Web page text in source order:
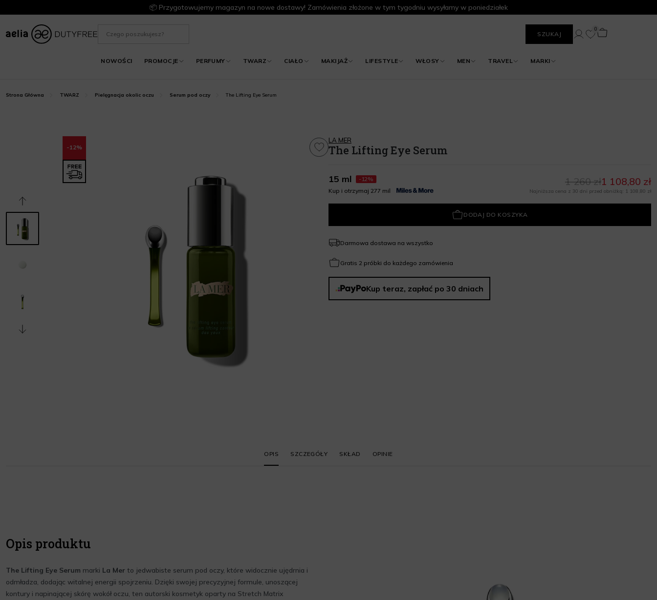
📦 Przygotowujemy magazyn na nowe dostawy! Zamówienia złożone w tym tygodniu wysyłamy w poniedziałek
SZUKAJ
NOWOŚCI PROMOCJE PERFUMY TWARZ CIAŁO MAKIJAŻ LIFESTYLE WŁOSY MEN TRAVEL MARKI
0
Strona Główna TWARZ Pielęgnacja okolic oczu Serum pod oczy The Lifting Eye Serum
-12%
LA MER
The Lifting Eye Serum
15 ml
-12%
Kup i otrzymaj 277 mil
1 108,80 zł
1 260 zł
Najniższa cena z 30 dni przed obniżką: 1 108,80 zł
DODAJ DO KOSZYKA
Darmowa dostawa na wszystko
Gratis 2 próbki do każdego zamówienia
Kup teraz, zapłać po 30 dniach
OPIS SZCZEGÓŁY SKŁAD OPINIE
Opis produktu
The Lifting Eye Serum marki La Mer to jedwabiste serum pod oczy, które widocznie ujędrnia i
odmładza, dodając witalnej energii spojrzeniu. Dzięki swojej precyzyjnej formule, unoszącej
kontury i napinającej skórę wokół oczu, ten autorski kosmetyk oparty na Stretch Matrix